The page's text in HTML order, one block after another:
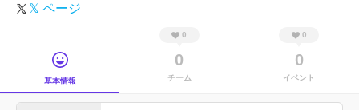
𝕏 ページ
基本情報
0
0
チーム
0
0
イベント